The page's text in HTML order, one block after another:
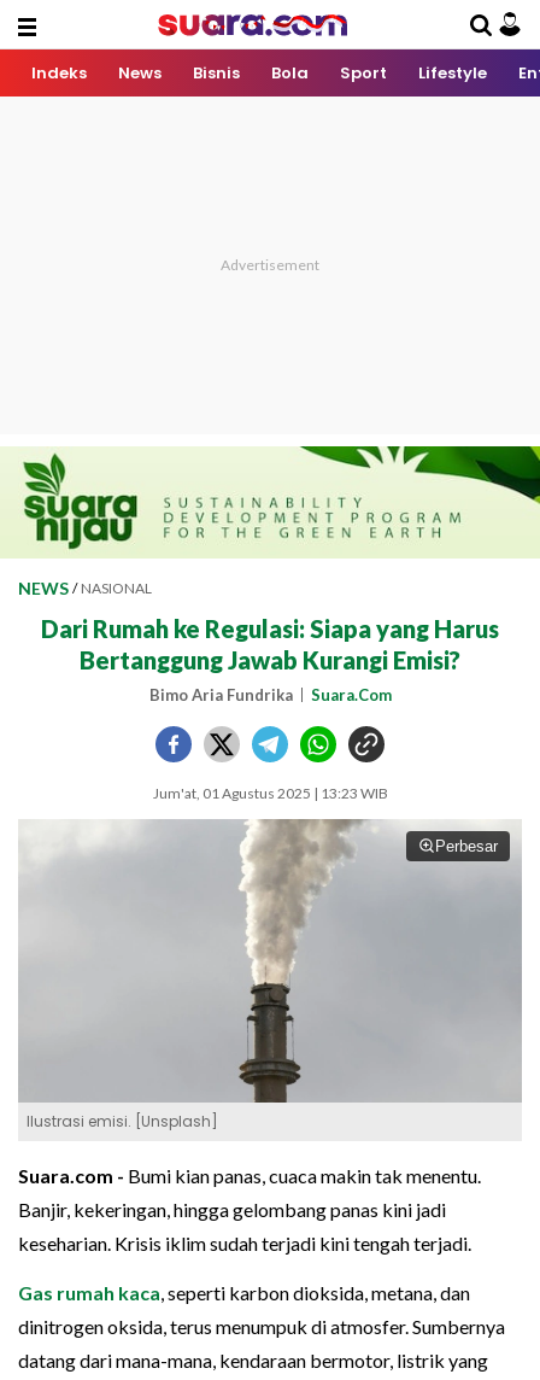
Indeks News Bisnis Bola Sport Lifestyle
NEWS / NASIONAL
Dari Rumah ke Regulasi: Siapa yang Harus
Bertanggung Jawab Kurangi Emisi?
Bimo Aria Fundrika Suara.Com
Jum'at, 01 Agustus 2025 | 13:23 WIB
Perbesar
Ilustrasi emisi. [Unsplash]
Suara.com - Bumi kian panas, cuaca makin tak menentu.
Banjir, kekeringan, hingga gelombang panas kini jadi
keseharian. Krisis iklim sudah terjadi kini tengah terjadi.
Gas rumah kaca , seperti karbon dioksida, metana, dan
dinitrogen oksida, terus menumpuk di atmosfer. Sumbernya
datang dari mana-mana, kendaraan bermotor, listrik yang